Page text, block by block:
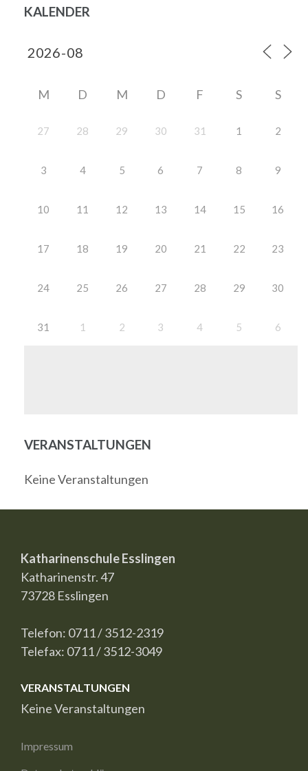
KALENDER
M D M D F S S
27 28 29 30 31 1 2
3 4 5 6 7 8 9
10 11 12 13 14 15 16
17 18 19 20 21 22 23
24 25 26 27 28 29 30
31 1 2 3 4 5 6
VERANSTALTUNGEN
Keine Veranstaltungen
Katharinenschule Esslingen
Katharinenstr. 47
73728 Esslingen
Telefon: 0711 / 3512-2319
Telefax: 0711 / 3512-3049
VERANSTALTUNGEN
Keine Veranstaltungen
Impressum